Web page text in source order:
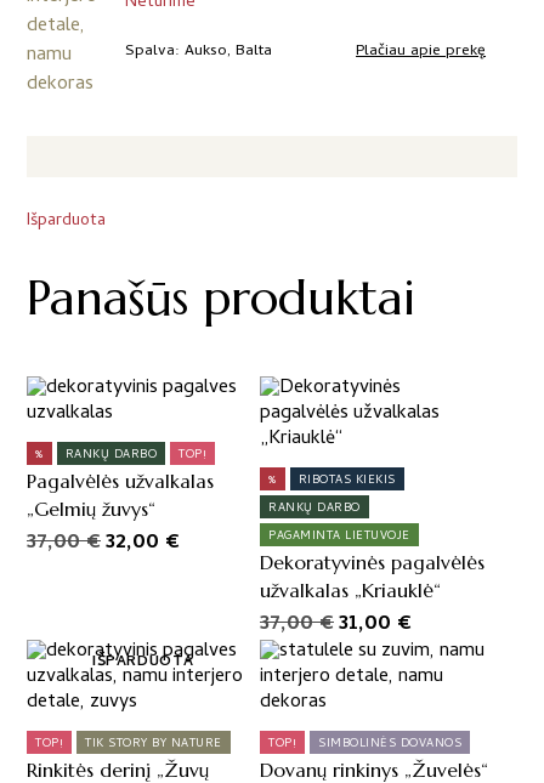
Spalva Aukso, Balta Plačiau apie prekę
Išparduota
Panašūs produktai
% RANKŲ DARBO TOP!
Pagalvėlės užvalkalas
„Gelmių žuvys“
37,00€Original
32,00 €
IŠPARDUOTA
%
RIBOTAS KIEKIS
RANKŲ DARBO
PAGAMINTA LIETUVOJE
Dekoratyvinės pagalvėlės
užvalkalas „Kriauklė“
37,00€Original
price
was:
31,00 €
price
is:
TOP! TIK STORY BY NATURE
Rinkitės derinį „Žuvų
TOP! SIMBOLINĖS DOVANOS
Dovanų rinkinys „Žuvelės“